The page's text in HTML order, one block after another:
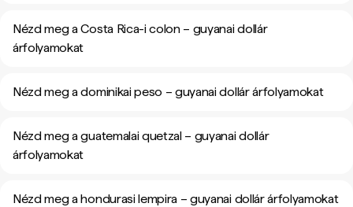
Nézd meg a Costa Rica-i colon – guyanai dollár
árfolyamokat
Nézd meg a dominikai peso – guyanai dollár árfolyamokat
Nézd meg a guatemalai quetzal – guyanai dollár
árfolyamokat
Nézd meg a hondurasi lempira – guyanai dollár árfolyamokat